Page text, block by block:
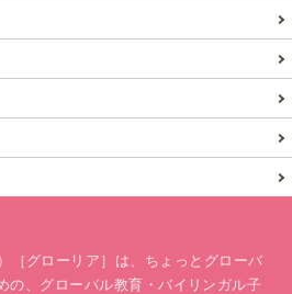
［グローリア］は、ちょっとグローバ
の、グローバル教育・バイリンガル子